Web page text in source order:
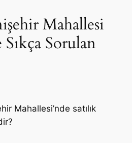
Mahallesi
Sıkça Sorulan
Mahallesi’nde satılık